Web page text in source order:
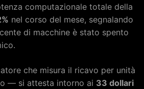
computazionale totale della
nel corso del mese, segnalando
di macchine è stato spento
che misura il ricavo per unità
— si attesta intorno ai 33 dollari